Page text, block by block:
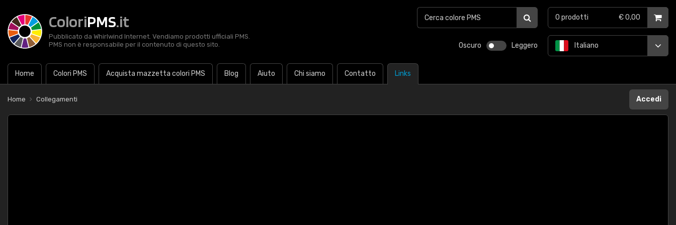
ColoriPMS.it
Pubblicato da Whirlwind Internet. Vendiamo prodotti ufficiali PMS.
PMS non è responsabile per il contenuto di questo sito.
Oscuro Leggero
Home Colori PMS Acquista mazzetta colori PMS Blog Aiuto Chi siamo Contatto Links
Italiano
0 prodotti € 0,00
Home Collegamenti Accedi